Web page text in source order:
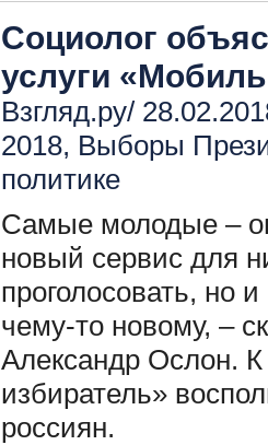
Социолог
услуги
Взгляд.ру/
2018, Выборы
политике
Самые молодые –
новый сервис для
проголосовать, но
чему-то новому, –
Александр Ослон.
избиратель»
россиян.